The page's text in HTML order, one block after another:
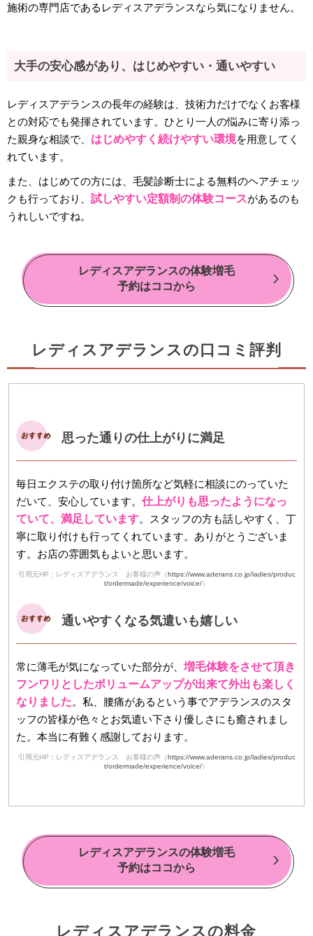
施術の専門店であるレディスアデランスなら気になりません。
大手の安心感があり、はじめやすい・通いやすい
レディスアデランスの長年の経験は、技術力だけでなくお客様
との対応でも発揮されています。ひとり一人の悩みに寄り添っ
た親身な相談で、 はじめやすく続けやすい環境を用意してく
れています。
また、はじめての方には、毛髪診断士による無料のヘアチェッ
クも行っており、 試しやすい定額制の体験コースがあるのも
うれしいですね。
レディスアデランスの体験増毛
予約はココから
レディスアデランスの口コミ評判
思った通りの仕上がりに満足
毎日エクステの取り付け箇所など気軽に相談にのっていた
だいて、安心しています。 仕上がりも思ったようになっ
ていて、満足しています。スタッフの方も話しやすく、丁
寧に取り付けも行ってくれています。ありがとうございま
す。お店の雰囲気もよいと思います。
引用元HP：レディスアデランス お客様の声（https://www.aderans.co.jp/ladies/produc
t/ordermade/experience/voice/）
通いやすくなる気遣いも嬉しい
常に薄毛が気になっていた部分が、 増毛体験をさせて頂き
フンワリとしたボリュームアップが出来て外出も楽しく
なりました。私、腰痛があるという事でアデランスのスタ
ッフの皆様が色々とお気遣い下さり優しさにも癒されまし
た。本当に有難く感謝しております。
引用元HP：レディスアデランス お客様の声（https://www.aderans.co.jp/ladies/produc
t/ordermade/experience/voice/）
レディスアデランスの体験増毛
予約はココから
レディスアデランスの料金